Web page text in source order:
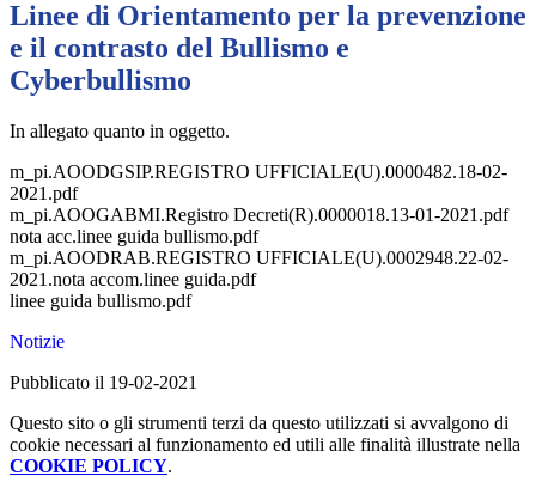
Linee di Orientamento per la prevenzione
e il contrasto del Bullismo e
Cyberbullismo
In allegato quanto in oggetto.
m_pi.AOODGSIP.REGISTRO UFFICIALE(U).0000482.18-02-
2021.pdf
m_pi.AOOGABMI.Registro Decreti(R).0000018.13-01-2021.pdf
nota acc.linee guida bullismo.pdf
m_pi.AOODRAB.REGISTRO UFFICIALE(U).0002948.22-02-
2021.nota accom.linee guida.pdf
linee guida bullismo.pdf
Notizie
Pubblicato il 19-02-2021
Questo sito o gli strumenti terzi da questo utilizzati si avvalgono di
cookie necessari al funzionamento ed utili alle finalità illustrate nella
COOKIE POLICY.